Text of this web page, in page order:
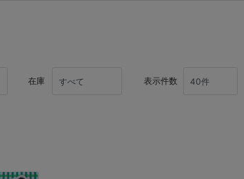
在庫 表示件数